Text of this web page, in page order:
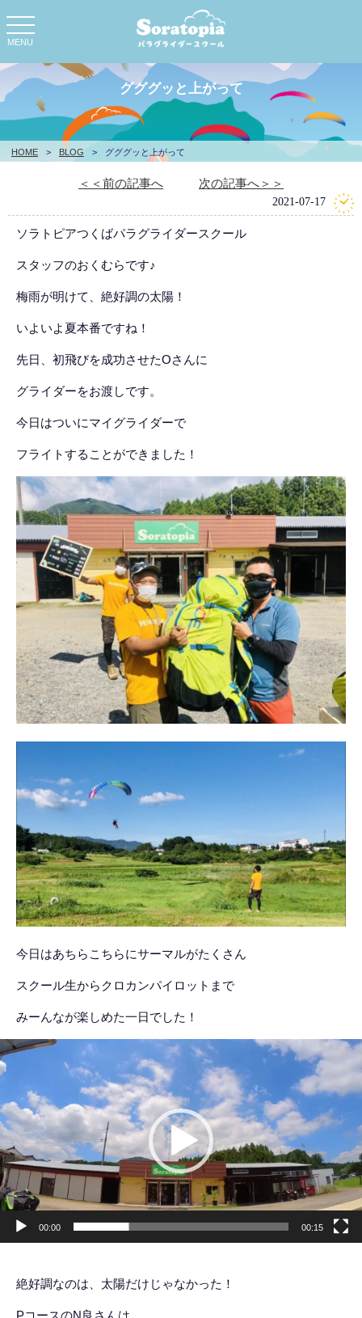
toggle
navigation
MENU
HOME > BLOG > グググッと上がって
グググッと上がって
＜＜前の記事へ 次の記事へ＞＞
2021-07-17
ソラトピアつくばパラグライダースクール
スタッフのおくむらです♪
梅雨が明けて、絶好調の太陽！
いよいよ夏本番ですね！
先日、初飛びを成功させたOさんに
グライダーをお渡しです。
今日はついにマイグライダーで
フライトすることができました！
今日はあちらこちらにサーマルがたくさん
スクール生からクロカンパイロットまで
みーんなが楽しめた一日でした！
動
画
レ
ー
ヤ
ー
00:00 00:15
絶好調なのは、太陽だけじゃなかった！